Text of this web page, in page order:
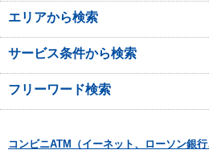
エリアから検索
サービス条件から検索
フリーワード検索
コンビニATM（イーネット、ローソン銀行